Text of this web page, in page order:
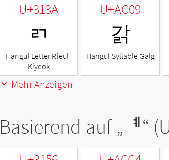
U+313A
ㄺ
Hangul Letter Rieul-
Kiyeok
U+AC09
갉
Hangul Syllable Galg
Mehr Anzeigen
Basierend auf „ ᅨ“